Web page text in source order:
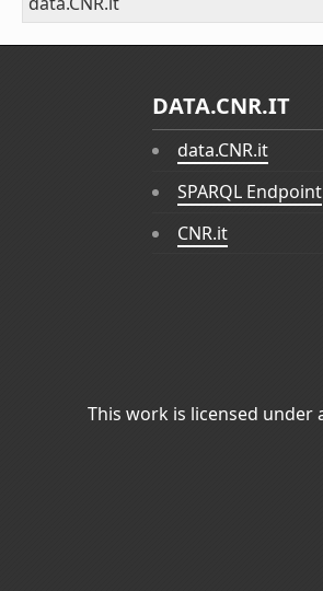
DATA.CNR.IT
data.CNR.it
SPARQL Endpoint
CNR.it
This work is licensed under